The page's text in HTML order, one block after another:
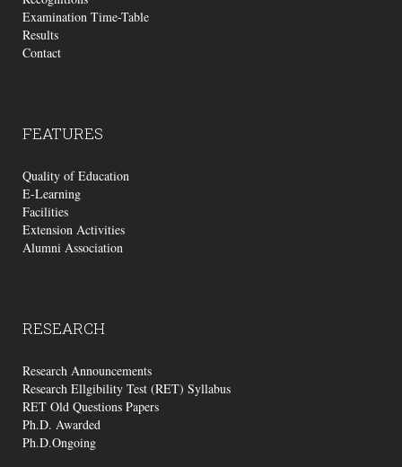
Examination Time-Table
Results
Contact
FEATURES
Quality of Education
E-Learning
Facilities
Extension Activities
Alumni Association
RESEARCH
Research Announcements
Research Ellgibility Test (RET) Syllabus
RET Old Questions Papers
Ph.D. Awarded
Ph.D.Ongoing